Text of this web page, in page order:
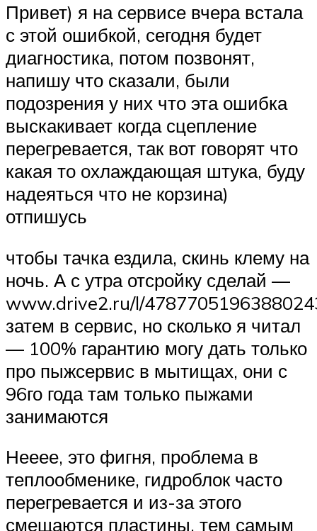
Привет) я на сервисе вчера встала
с этой ошибкой, сегодня будет
диагностика, потом позвонят,
напишу что сказали, были
подозрения у них что эта ошибка
выскакивает когда сцепление
перегревается, так вот говорят что
какая то охлаждающая штука, буду
надеяться что не корзина)
отпишусь
чтобы тачка ездила, скинь клему на
ночь. А с утра отсройку сделай —
www.drive2.ru/l/
затем в сервис, но сколько я читал
— 100% гарантию могу дать только
про пыжсервис в мытищах, они с
96го года там только пыжами
занимаются
Нееее, это фигня, проблема в
теплообменике, гидроблок часто
перегревается и из-за этого
смещаются пластины, тем самым